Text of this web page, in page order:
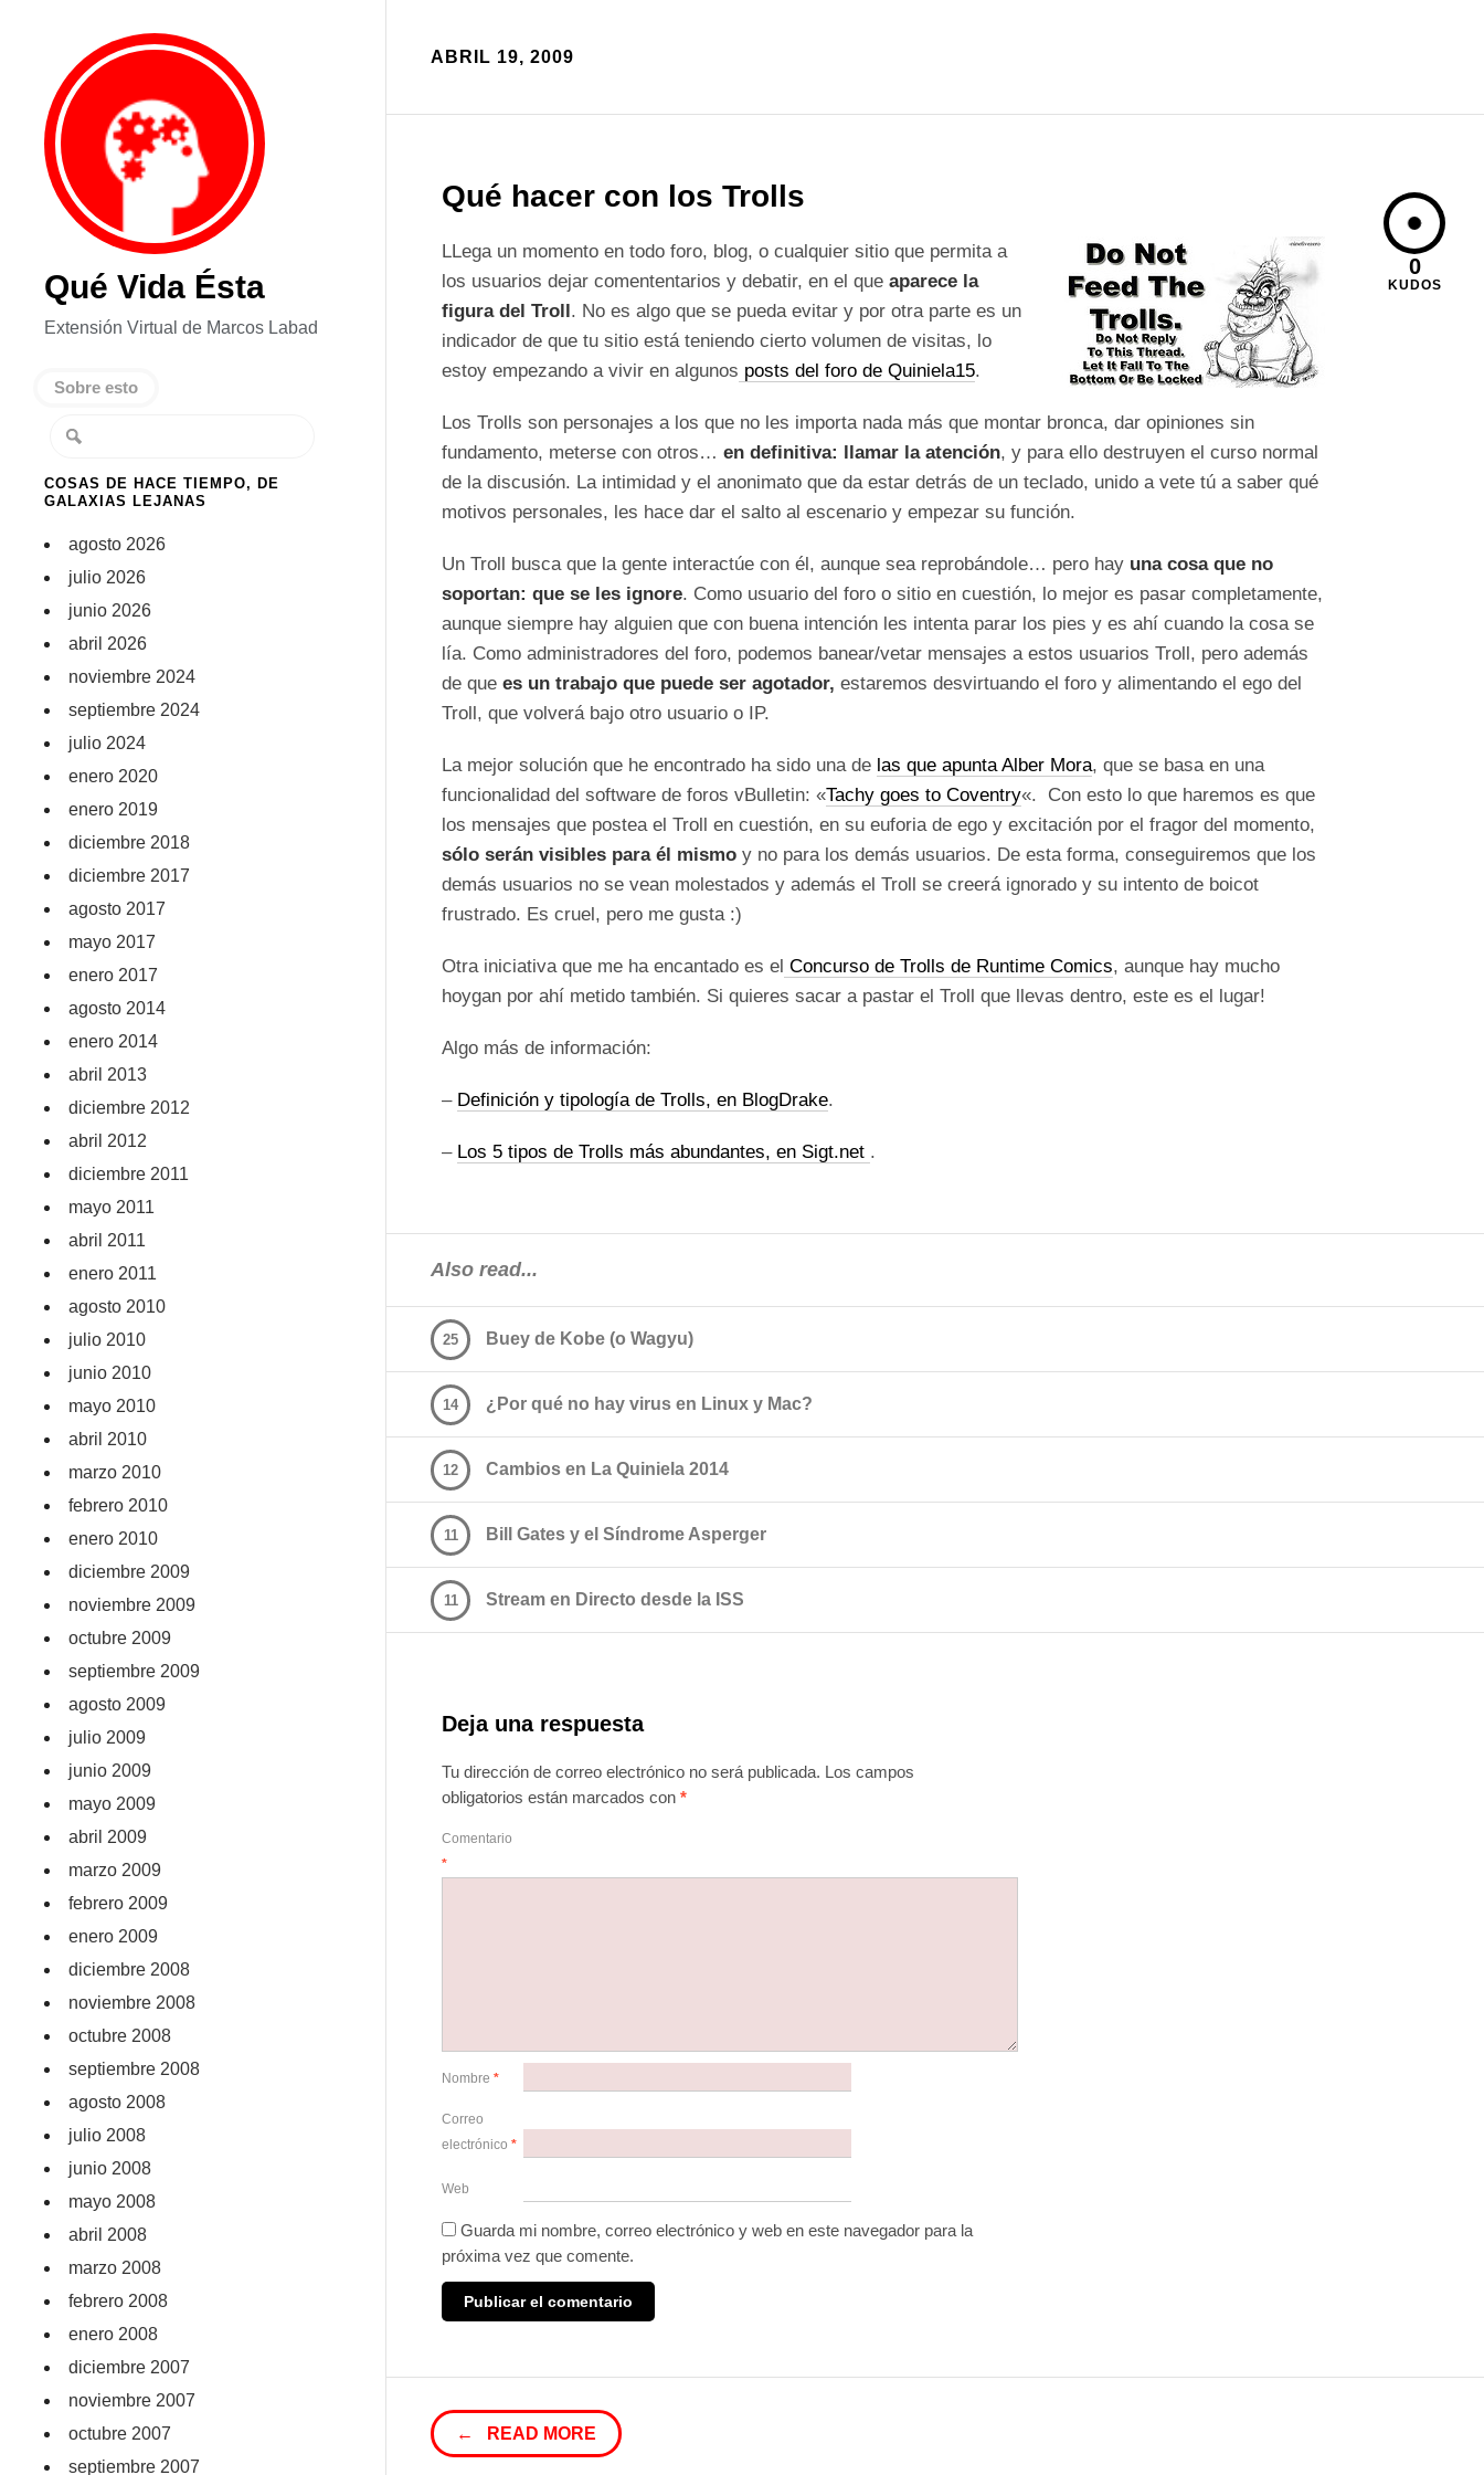
Qué Vida Ésta
Extensión Virtual de Marcos Labad
Sobre esto
COSAS DE HACE TIEMPO, DE
GALAXIAS LEJANAS
agosto 2026
julio 2026
junio 2026
abril 2026
noviembre 2024
septiembre 2024
julio 2024
enero 2020
enero 2019
diciembre 2018
diciembre 2017
agosto 2017
mayo 2017
enero 2017
agosto 2014
enero 2014
abril 2013
diciembre 2012
abril 2012
diciembre 2011
mayo 2011
abril 2011
enero 2011
agosto 2010
julio 2010
junio 2010
mayo 2010
abril 2010
marzo 2010
febrero 2010
enero 2010
diciembre 2009
noviembre 2009
octubre 2009
septiembre 2009
agosto 2009
julio 2009
junio 2009
mayo 2009
abril 2009
marzo 2009
febrero 2009
enero 2009
diciembre 2008
noviembre 2008
octubre 2008
septiembre 2008
agosto 2008
julio 2008
junio 2008
mayo 2008
abril 2008
marzo 2008
febrero 2008
enero 2008
diciembre 2007
noviembre 2007
octubre 2007
septiembre 2007
ABRIL 19, 2009
Qué hacer con los Trolls
LLega un momento en todo foro, blog, o cualquier sitio que permita a
los usuarios dejar comententarios y debatir, en el queaparece la
figura del Troll. No es algo que se pueda evitar y por otra parte es un
indicador de que tu sitio está teniendo cierto volumen de visitas, lo
estoy empezando a vivir en algunos posts del foro de Quiniela15.
Los Trolls son personajes a los que no les importa nada más que montar bronca, dar opiniones sin
fundamento, meterse con otros…en definitiva: llamar la atención, y para ello destruyen el curso normal
de la discusión. La intimidad y el anonimato que da estar detrás de un teclado, unido a vete tú a saber qué
motivos personales, les hace dar el salto al escenario y empezar su función.
Un Troll busca que la gente interactúe con él, aunque sea reprobándole… pero hay una cosa que no
soportan: que se les ignore. Como usuario del foro o sitio en cuestión, lo mejor es pasar completamente,
aunque siempre hay alguien que con buena intención les intenta parar los pies y es ahí cuando la cosa se
lía. Como administradores del foro, podemos banear/vetar mensajes a estos usuarios Troll, pero además
de que es un trabajo que puede ser agotador, estaremos desvirtuando el foro y alimentando el ego del
Troll, que volverá bajo otro usuario o IP.
La mejor solución que he encontrado ha sido una de las que apunta Alber Mora, que se basa en una
funcionalidad del software de foros vBulletin: «Tachy goes to Coventry«. Con esto lo que haremos es que
los mensajes que postea el Troll en cuestión, en su euforia de ego y excitación por el fragor del momento,
sólo serán visibles para él mismo y no para los demás usuarios. De esta forma, conseguiremos que los
demás usuarios no se vean molestados y además el Troll se creerá ignorado y su intento de boicot
frustrado. Es cruel, pero me gusta :)
Otra iniciativa que me ha encantado es el Concurso de Trolls de Runtime Comics, aunque hay mucho
hoygan por ahí metido también. Si quieres sacar a pastar el Troll que llevas dentro, este es el lugar!
Algo más de información:
– Definición y tipología de Trolls, en BlogDrake.
– Los 5 tipos de Trolls más abundantes, en Sigt.net .
0
KUDOS
Also read...
Buey de Kobe (o Wagyu)
25
¿Por qué no hay virus en Linux y Mac?
14
Cambios en La Quiniela 2014
12
Bill Gates y el Síndrome Asperger
11
Stream en Directo desde la ISS
11
Deja una respuesta
Tu dirección de correo electrónico no será publicada. Los campos
obligatorios están marcados con*
Comentario
*
Nombre*
Correo
electrónico*
Web
Guarda mi nombre, correo electrónico y web en este navegador para la
próxima vez que comente.
← READ MORE